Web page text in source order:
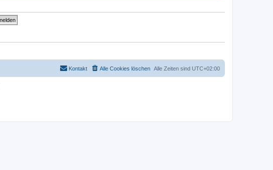
g
i
Alle Zeiten sind UTC+02:00
Alle Cookies löschen
Kontakt